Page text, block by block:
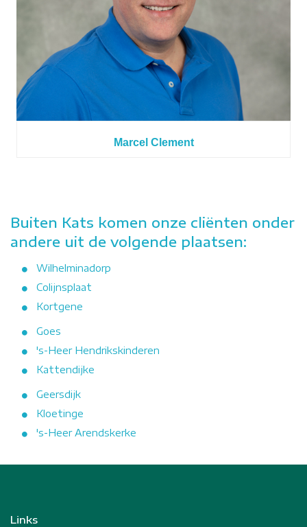
Marcel Clement
Buiten Kats komen onze cliënten onder
andere uit de volgende plaatsen:
Wilhelminadorp
Colijnsplaat
Kortgene
Goes
's-Heer Hendrikskinderen
Kattendijke
Geersdijk
Kloetinge
's-Heer Arendskerke
Links